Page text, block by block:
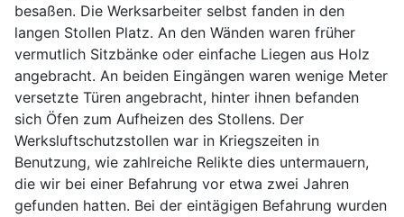
besaßen. Die Werksarbeiter selbst fanden in den
langen Stollen Platz. An den Wänden waren früher
vermutlich Sitzbänke oder einfache Liegen aus Holz
angebracht. An beiden Eingängen waren wenige Meter
versetzte Türen angebracht, hinter ihnen befanden
sich Öfen zum Aufheizen des Stollens. Der
Werksluftschutzstollen war in Kriegszeiten in
Benutzung, wie zahlreiche Relikte dies untermauern,
die wir bei einer Befahrung vor etwa zwei Jahren
gefunden hatten. Bei der eintägigen Befahrung wurden